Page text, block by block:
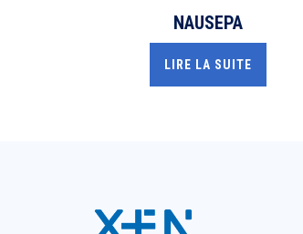
NAUSEPA
LIRE LA SUITE